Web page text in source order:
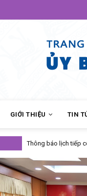
GIỚI THIỆU TIN
Thông báo lịch tiếp